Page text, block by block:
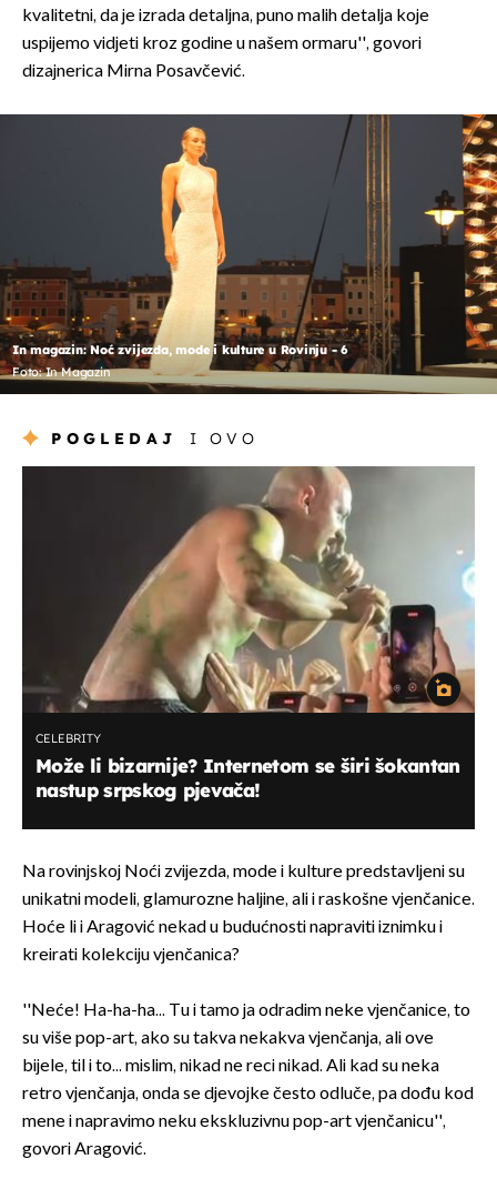
kvalitetni, da je izrada detaljna, puno malih detalja koje
uspijemo vidjeti kroz godine u našem ormaru'', govori
dizajnerica Mirna Posavčević.
In magazin: Noć zvijezda, mode i kulture u Rovinju - 6
Foto: In Magazin
POGLEDAJ I OVO
CELEBRITY
Može li bizarnije? Internetom se širi šokantan
nastup srpskog pjevača!
Na rovinjskoj Noći zvijezda, mode i kulture predstavljeni su
unikatni modeli, glamurozne haljine, ali i raskošne vjenčanice.
Hoće li i Aragović nekad u budućnosti napraviti iznimku i
kreirati kolekciju vjenčanica?
''Neće! Ha-ha-ha... Tu i tamo ja odradim neke vjenčanice, to
su više pop-art, ako su takva nekakva vjenčanja, ali ove
bijele, til i to... mislim, nikad ne reci nikad. Ali kad su neka
retro vjenčanja, onda se djevojke često odluče, pa dođu kod
mene i napravimo neku ekskluzivnu pop-art vjenčanicu'',
govori Aragović.